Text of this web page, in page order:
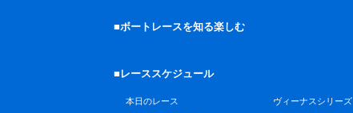
■ボートレースを知る楽しむ
■レーススケジュール
本日のレース
ヴィーナスシリーズ